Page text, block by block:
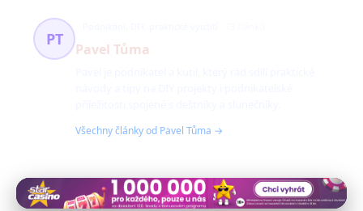
PT
Pavel Tůma
Všechny články od Pavel Tůma →